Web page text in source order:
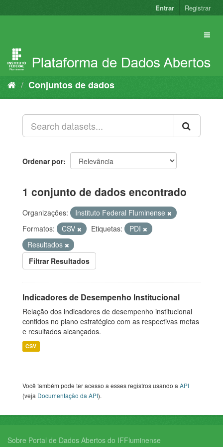
para
Entrar Registrar
Conjuntos de dados
Ordenar por
1 conjunto de dados encontrado
Organizações:
Instituto Federal Fluminense
Formatos:
CSV Etiquetas:
PDI
Resultados
Filtrar Resultados
Indicadores de Desempenho Institucional
Relação dos indicadores de desempenho institucional
contidos no plano estratégico com as respectivas metas
e resultados alcançados.
CSV
Você também pode ter acesso a esses registros usando aAPI
(veja Documentação da API).
Sobre Portal de Dados Abertos do IFFluminense